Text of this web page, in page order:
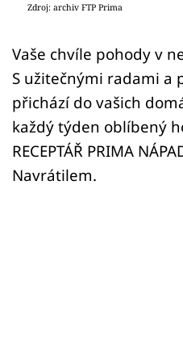
Zdroj: archiv FTP Prima
Vaše chvíle pohody v
S užitečnými radami a
přichází do vašich
každý týden oblíbený
RECEPTÁŘ PRIMA
Navrátilem.